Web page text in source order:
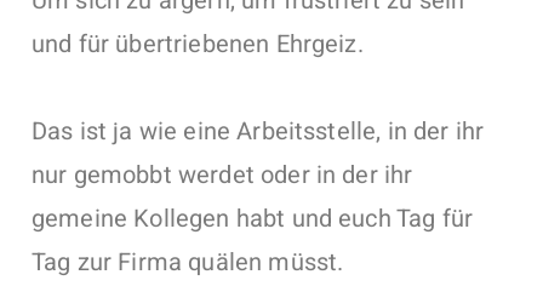
und für übertriebenen Ehrgeiz.
Das ist ja wie eine Arbeitsstelle, in der ihr
nur gemobbt werdet oder in der ihr
gemeine Kollegen habt und euch Tag für
Tag zur Firma quälen müsst.